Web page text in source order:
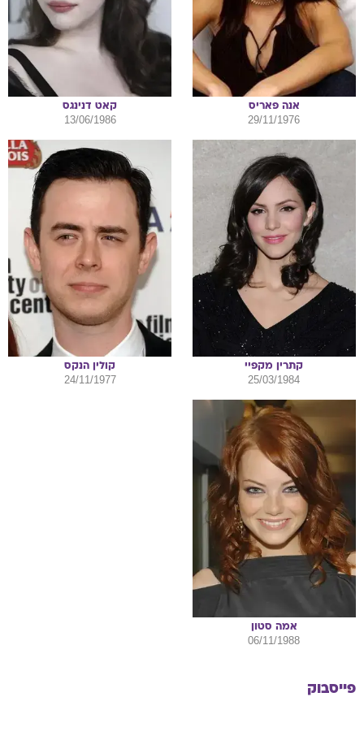
אנה פאריס
29/11/1976
קאט דנינגס
13/06/1986
קתרין מקפיי
25/03/1984
קולין הנקס
24/11/1977
אמה סטון
06/11/1988
פייסבוק